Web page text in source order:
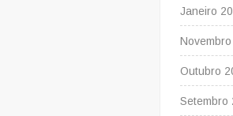
Janeiro
Outubro
Setembro